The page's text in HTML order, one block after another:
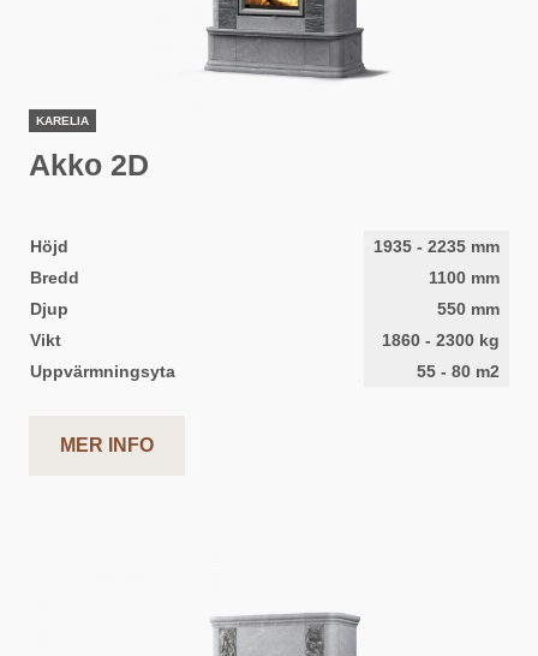
KARELIA
Akko 2D
Höjd 1935 - 2235 mm
Bredd
1100 mm
Djup
550 mm
Vikt
1860 - 2300 kg
Uppvärmningsyta
55 - 80 m2
MER INFO